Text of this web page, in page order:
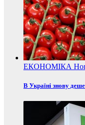
ЕКОНОМІКА
В Україні знову